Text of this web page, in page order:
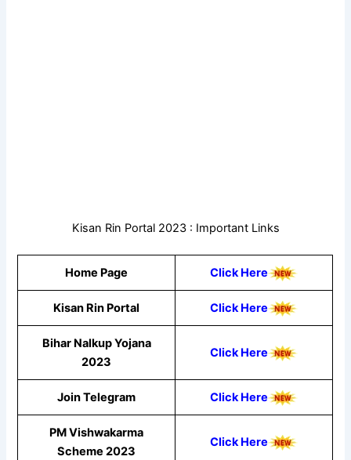
Kisan Rin Portal 2023 : Important Links
Home Page Click Here
Kisan Rin Portal Click Here
Bihar Nalkup Yojana
2023
Click Here
Join Telegram Click Here
PM Vishwakarma
Scheme 2023
Click Here